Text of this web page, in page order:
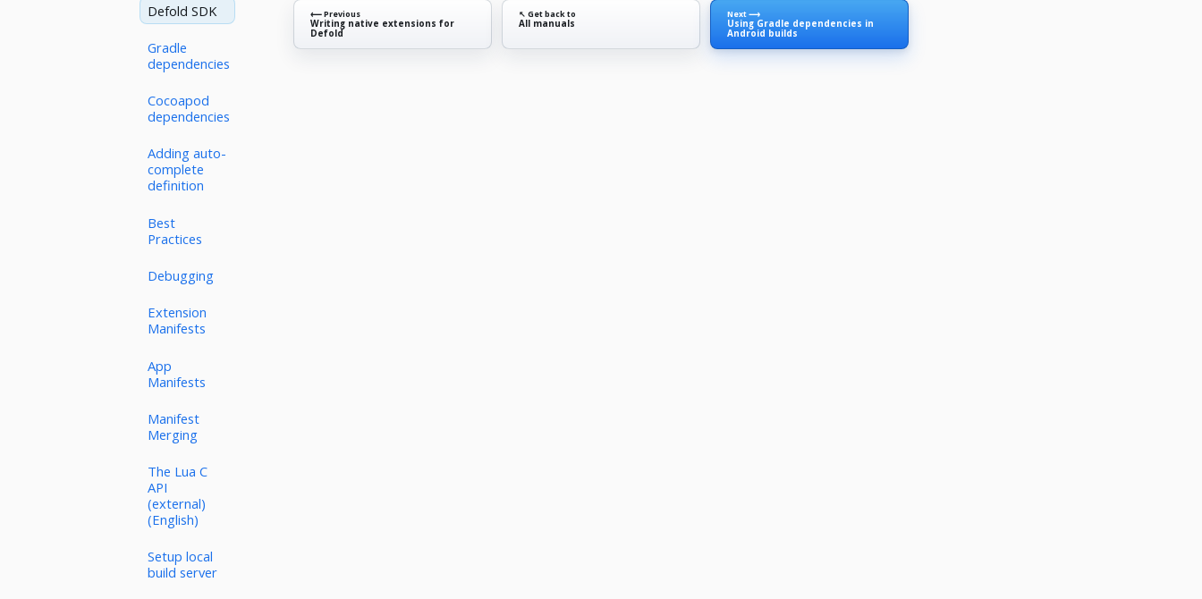
Defold SDK
Gradle
dependencies
Cocoapod
dependencies
Adding auto-
complete
definition
Best
Practices
Debugging
Extension
Manifests
App
Manifests
Manifest
Merging
The Lua C
API
(external)
(English)
Setup local
build server
⟵ Previous
Writing native extensions for
Defold
↖ Get back to
All manuals
Next ⟶
Using Gradle dependencies in
Android builds